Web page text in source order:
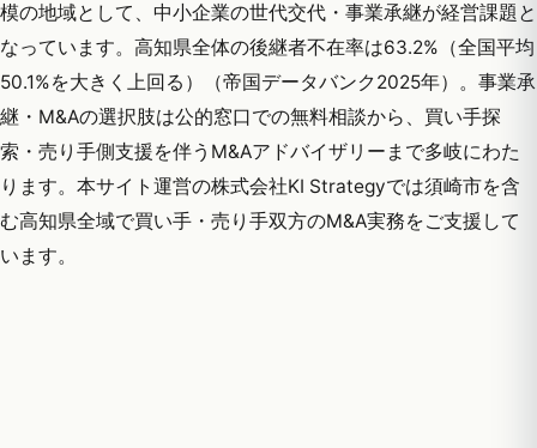
模の地域として、中小企業の世代交代・事業承継が経営課題と
なっています。高知県全体の後継者不在率は63.2%（全国平均
50.1%を大きく上回る）（帝国データバンク2025年）。事業承
継・M&Aの選択肢は公的窓口での無料相談から、買い手探
索・売り手側支援を伴うM&Aアドバイザリーまで多岐にわた
ります。本サイト運営の株式会社KI Strategyでは須崎市を含
む高知県全域で買い手・売り手双方のM&A実務をご支援して
います。